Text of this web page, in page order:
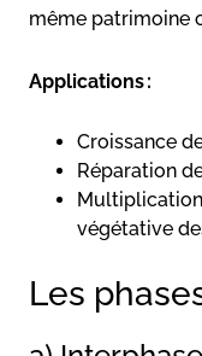
même patrimoine
Applications :
Croissance
Réparation
végétative
Les